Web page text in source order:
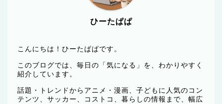
ひーたぱぱ
こんにちは！ひーたぱぱです。
このブログでは、毎日の「気になる」を、わかりやすく
紹介しています。
話題・トレンドからアニメ・漫画、子どもに人気のコン
テンツ、サッカー、コストコ、暮らしの情報まで、幅広